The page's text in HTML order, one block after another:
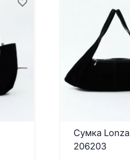
Сумка Lonza
206203